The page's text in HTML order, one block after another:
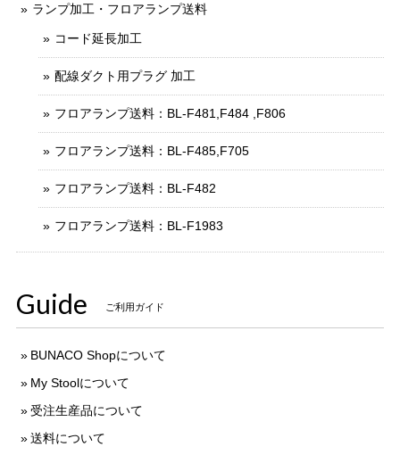
ランプ加工・フロアランプ送料
コード延長加工
配線ダクト用プラグ 加工
フロアランプ送料：BL-F481,F484 ,F806
フロアランプ送料：BL-F485,F705
フロアランプ送料：BL-F482
フロアランプ送料：BL-F1983
Guide ご利用ガイド
BUNACO Shopについて
My Stoolについて
受注生産品について
送料について